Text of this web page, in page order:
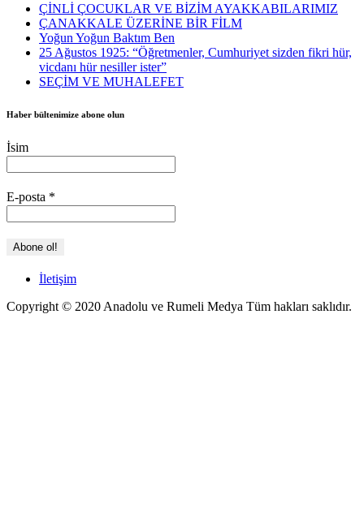
ÇİNLİ ÇOCUKLAR VE BİZİM AYAKKABILARIMIZ
ÇANAKKALE ÜZERİNE BİR FİLM
Yoğun Yoğun Baktım Ben
25 Ağustos 1925: “Öğretmenler, Cumhuriyet sizden fikri hür,
vicdanı hür nesiller ister”
SEÇİM VE MUHALEFET
Haber bültenimize abone olun
İsim
E-posta *
İletişim
Copyright © 2020 Anadolu ve Rumeli Medya Tüm hakları saklıdır.